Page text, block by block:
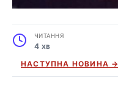
ЧИТАННЯ
4 хв
НАСТУПНА НОВИНА →